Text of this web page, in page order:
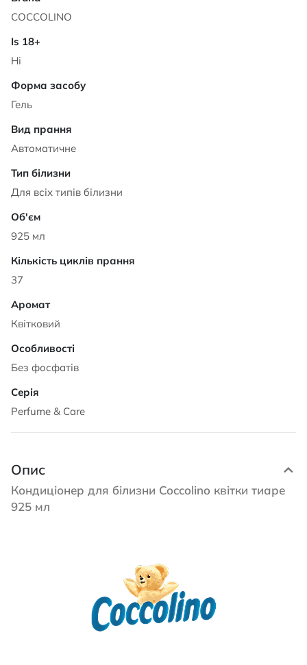
COCCOLINO
Ні
Гель
Автоматичне
Для всіх типів білизни
925 мл
37
Квітковий
Без фосфатів
Perfume & Care
Опис
Кондиціонер для білизни Coccolino квітки тиаре
925 мл